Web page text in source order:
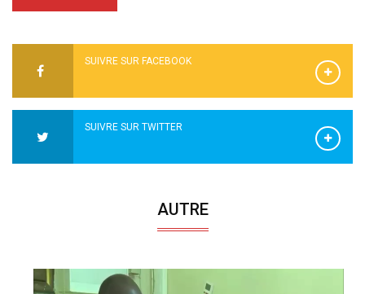
SUIVRE SUR FACEBOOK
SUIVRE SUR TWITTER
AUTRE